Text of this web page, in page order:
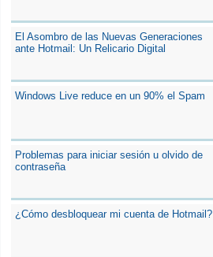
El Asombro de las Nuevas Generaciones
ante Hotmail: Un Relicario Digital
Windows Live reduce en un 90% el Spam
Problemas para iniciar sesión u olvido de
contraseña
¿Cómo desbloquear mi cuenta de Hotmail?